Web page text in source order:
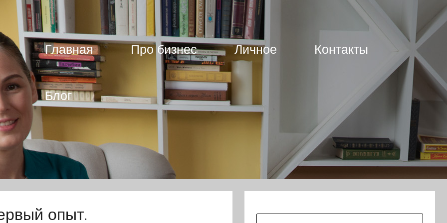
Главная Про бизнес Личное Контакты
Блог
опыт.